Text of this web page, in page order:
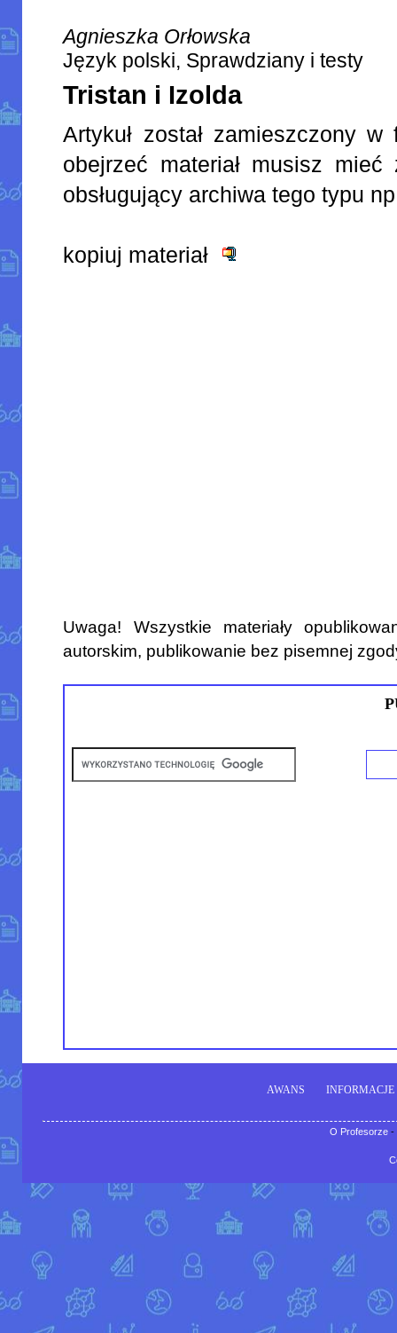
Agnieszka Orłowska
Język polski, Sprawdziany i testy
Tristan i Izolda
Artykuł został zamieszczony
obejrzeć materiał musisz mieć
obsługujący archiwa tego typu
kopiuj materiał
Uwaga! Wszystkie materiały
autorskim, publikowanie bez pisemnej
AWANS INFORMACJE
O Profesorze-